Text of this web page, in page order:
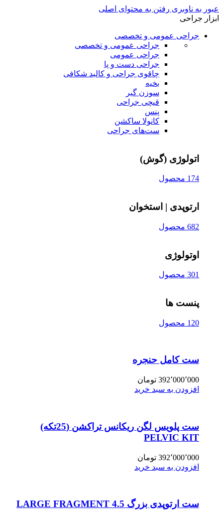
عبور به ناوبری رفتن به محتوای اصلی
ابزار جراحی
جراحی عمومی و تخصصی
جراحی عمومی و تخصصی
جراحی عمومی
جراحی دست و پا
چاقوی جراحی و کالبد شکافی
بخیه
سوزن‌ گیر
قیچی‌ جراحی
پنس
کانولا ساکشن
ست‌های جراحی
اتولوژی (گوش)
174 محصول
ارتوپدی | استخوان
682 محصول
اوتولوژی
301 محصول
پنست ها
120 محصول
ست کامل حنجره
392٬000٬000 تومان
افزودن به سبد خرید
ست پلویس لگن ریکانس تراکشن (25تکه)
PELVIC KIT
392٬000٬000 تومان
افزودن به سبد خرید
ست ارتوپدی بزرگ 4.5 LARGE FRAGMENT